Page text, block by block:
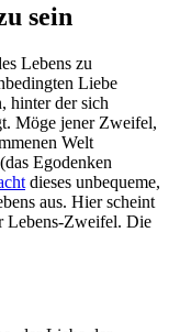
sein
Lebens zu
Liebe
hinter der sich
Möge jener Zweifel,
Welt
Egodenken
dieses unbequeme,
aus. Hier scheint
Lebens-Zweifel. Die